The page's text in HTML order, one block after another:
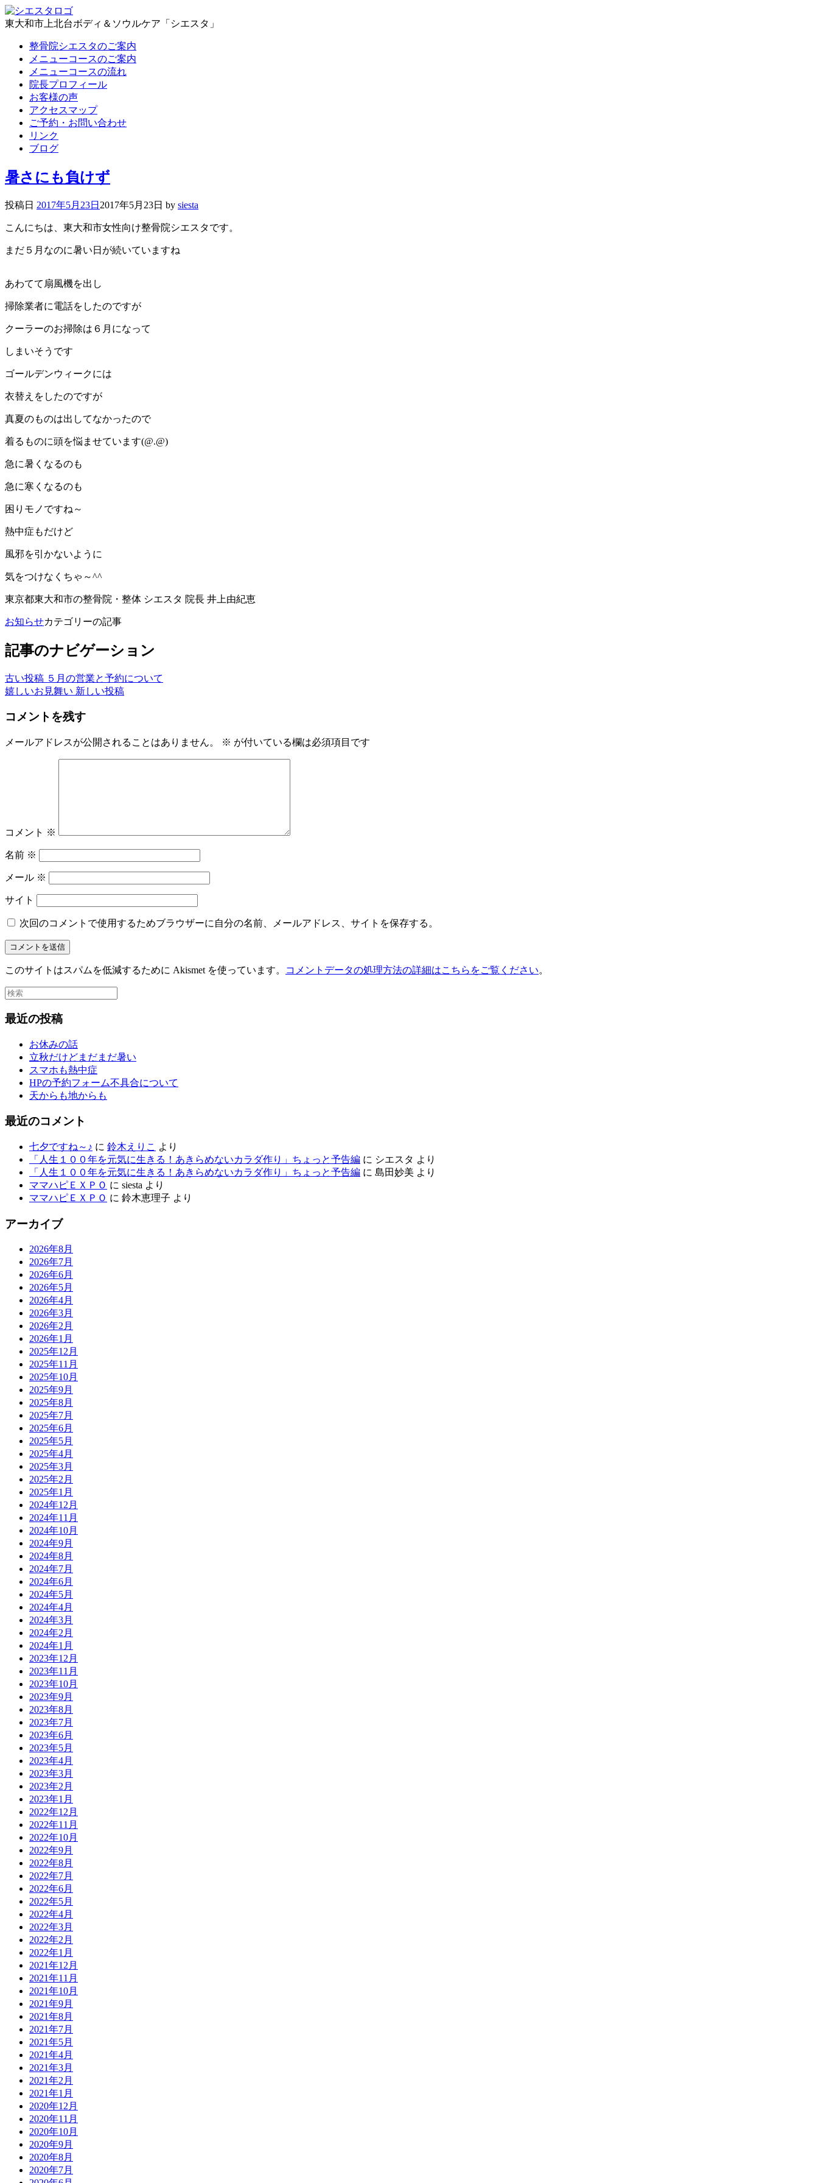
東大和市上北台ボディ＆ソウルケア「シエスタ」
整骨院シエスタのご案内
メニューコースのご案内
メニューコースの流れ
院長プロフィール
お客様の声
アクセスマップ
ご予約・お問い合わせ
リンク
ブログ
暑さにも負けず
投稿日 2017年5月23日 2017年5月23日 by siesta
こんにちは、東大和市女性向け整骨院シエスタです。
まだ５月なのに暑い日が続いていますね
あわてて扇風機を出し
掃除業者に電話をしたのですが
クーラーのお掃除は６月になって
しまいそうです
ゴールデンウィークには
衣替えをしたのですが
真夏のものは出してなかったので
着るものに頭を悩ませています(@.@)
急に暑くなるのも
急に寒くなるのも
困りモノですね～
熱中症もだけど
風邪を引かないように
気をつけなくちゃ～^^
東京都東大和市の整骨院・整体 シエスタ 院長 井上由紀恵
お知らせカテゴリーの記事
記事のナビゲーション
古い投稿 ５月の営業と予約について
嬉しいお見舞い 新しい投稿
コメントを残す
メールアドレスが公開されることはありません。 ※ が付いている欄は必須項目です
コメント ※
名前 ※
メール ※
サイト
次回のコメントで使用するためブラウザーに自分の名前、メールアドレス、サイトを保存する。
このサイトはスパムを低減するために Akismet を使っています。 コメントデータの処理方法の詳細はこちらをご覧ください。
最近の投稿
お休みの話
立秋だけどまだまだ暑い
スマホも熱中症
HPの予約フォーム不具合について
天からも地からも
最近のコメント
七夕ですね～♪ に 鈴木えりこ より
「人生１００年を元気に生きる！あきらめないカラダ作り」ちょっと予告編 に シエスタ より
「人生１００年を元気に生きる！あきらめないカラダ作り」ちょっと予告編 に 島田妙美 より
ママハピＥＸＰＯ に siesta より
ママハピＥＸＰＯ に 鈴木恵理子 より
アーカイブ
2026年8月
2026年7月
2026年6月
2026年5月
2026年4月
2026年3月
2026年2月
2026年1月
2025年12月
2025年11月
2025年10月
2025年9月
2025年8月
2025年7月
2025年6月
2025年5月
2025年4月
2025年3月
2025年2月
2025年1月
2024年12月
2024年11月
2024年10月
2024年9月
2024年8月
2024年7月
2024年6月
2024年5月
2024年4月
2024年3月
2024年2月
2024年1月
2023年12月
2023年11月
2023年10月
2023年9月
2023年8月
2023年7月
2023年6月
2023年5月
2023年4月
2023年3月
2023年2月
2023年1月
2022年12月
2022年11月
2022年10月
2022年9月
2022年8月
2022年7月
2022年6月
2022年5月
2022年4月
2022年3月
2022年2月
2022年1月
2021年12月
2021年11月
2021年10月
2021年9月
2021年8月
2021年7月
2021年5月
2021年4月
2021年3月
2021年2月
2021年1月
2020年12月
2020年11月
2020年10月
2020年9月
2020年8月
2020年7月